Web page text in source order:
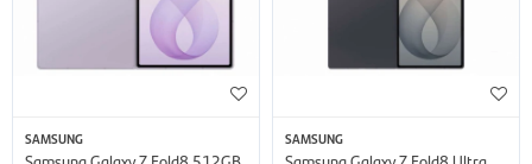
SAMSUNG SAMSUNG